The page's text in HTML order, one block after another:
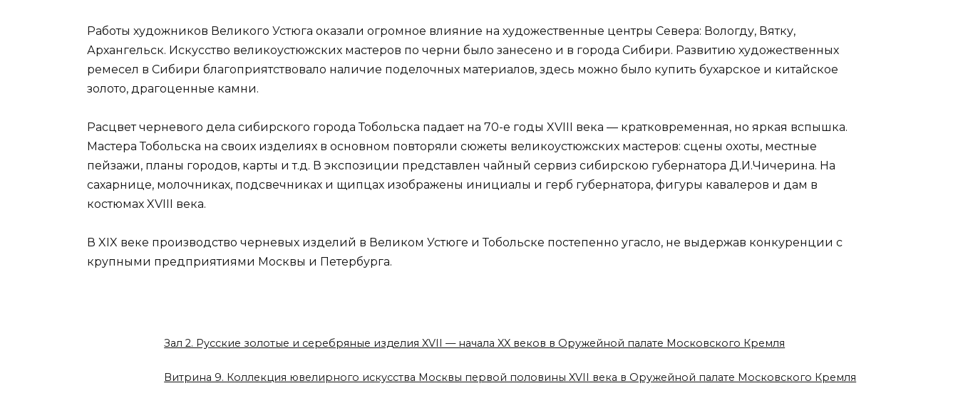
Работы художников Великого Устюга оказали огромное влияние на художественные центры Севера: Вологду, Вятку,
Архангельск. Искусство великоустюжских мастеров по черни было занесено и в города Сибири. Развитию художественных
ремесел в Сибири благоприятствовало наличие поделочных материалов, здесь можно было купить бухарское и китайское
золото, драгоценные камни.
Расцвет черневого дела сибирского города Тобольска падает на 70-е годы XVIII века — кратковременная, но яркая вспышка.
Мастера Тобольска на своих изделиях в основном повторяли сюжеты великоустюжских мастеров: сцены охоты, местные
пейзажи, планы городов, карты и т.д. В экспозиции представлен чайный сервиз сибирскою губернатора Д.И.Чичерина. На
сахарнице, молочниках, подсвечниках и щипцах изображены инициалы и герб губернатора, фигуры кавалеров и дам в
костюмах XVIII века.
В XIX веке производство черневых изделий в Великом Устюге и Тобольске постепенно угасло, не выдержав конкуренции с
крупными предприятиями Москвы и Петербурга.
Зал 2. Русские золотые и серебряные изделия XVII — начала XX веков в Оружейной палате Московского Кремля
Витрина 9. Коллекция ювелирного искусства Москвы первой половины XVII века в Оружейной палате Московского Кремля